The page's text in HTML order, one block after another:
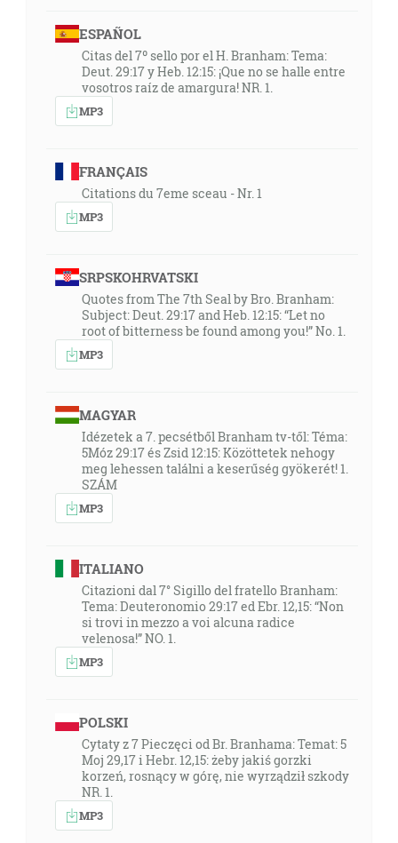
ESPAÑOL
Citas del 7º sello por el H. Branham: Tema:
Deut. 29:17 y Heb. 12:15: ¡Que no se halle entre
vosotros raíz de amargura! NR. 1.
MP3
FRANÇAIS
Citations du 7eme sceau - Nr. 1
MP3
SRPSKOHRVATSKI
Quotes from The 7th Seal by Bro. Branham:
Subject: Deut. 29:17 and Heb. 12:15: “Let no
root of bitterness be found among you!” No. 1.
MP3
MAGYAR
Idézetek a 7. pecsétből Branham tv-től: Téma:
5Móz 29:17 és Zsid 12:15: Közöttetek nehogy
meg lehessen találni a keserűség gyökerét! 1.
SZÁM
MP3
ITALIANO
Citazioni dal 7° Sigillo del fratello Branham:
Tema: Deuteronomio 29:17 ed Ebr. 12,15: “Non
si trovi in ​​mezzo a voi alcuna radice
velenosa!” NO. 1.
MP3
POLSKI
Cytaty z 7 Pieczęci od Br. Branhama: Temat: 5
Moj 29,17 i Hebr. 12,15: żeby jakiś gorzki
korzeń, rosnący w górę, nie wyrządził szkody
NR. 1.
MP3